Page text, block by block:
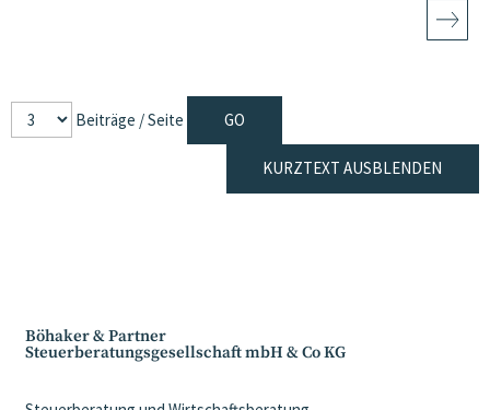
Beiträge / Seite
KURZTEXT AUSBLENDEN
Böhaker & Partner
Steuerberatungsgesellschaft mbH & Co KG